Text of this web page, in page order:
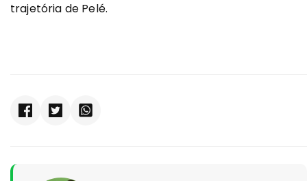
trajetória de Pelé.